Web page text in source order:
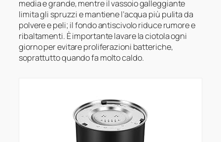
media e grande, mentre il vassoio galleggiante
limita gli spruzzi e mantiene l’acqua più pulita da
polvere e peli; il fondo antiscivolo riduce rumore e
ribaltamenti. È importante lavare la ciotola ogni
giorno per evitare proliferazioni batteriche,
soprattutto quando fa molto caldo.